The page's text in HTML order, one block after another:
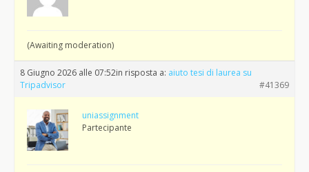
(Awaiting moderation)
8 Giugno 2026 alle 07:52in risposta a: aiuto tesi di laurea su
Tripadvisor
#41369
uniassignment
Partecipante